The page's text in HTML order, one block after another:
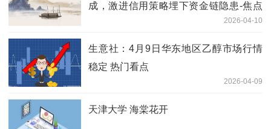
成，激进信用策略埋下资金链隐患-焦点
2026-04-10
生意社：4月9日华东地区乙醇市场行情
稳定 热门看点
2026-04-09
天津大学 海棠花开